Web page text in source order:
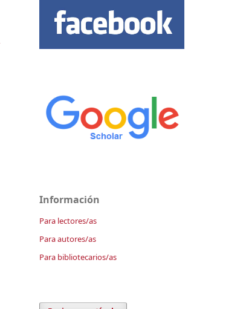
Información
Para lectores/as
Para autores/as
Para bibliotecarios/as